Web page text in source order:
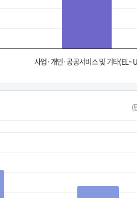
사업·개인·공공서비스 및 기타
(